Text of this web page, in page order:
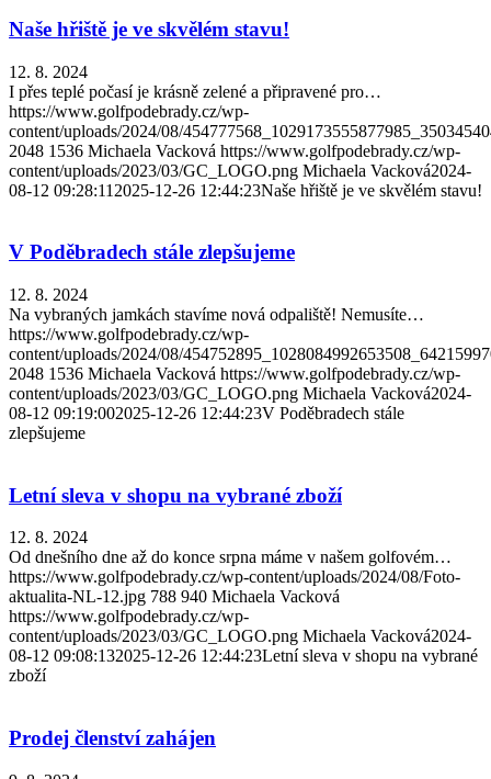
Naše hřiště je ve skvělém stavu!
12. 8. 2024
I přes teplé počasí je krásně zelené a připravené pro…
https://www.golfpodebrady.cz/wp-
content/uploads/2024/08/
2048 1536 Michaela Vacková https://www.golfpodebrady.cz/wp-
content/uploads/2023/03/GC_LOGO.png Michaela Vacková2024-
08-12 09:28:11 2025-12-26 12:44:23Naše hřiště je ve skvělém stavu!
V Poděbradech stále zlepšujeme
12. 8. 2024
Na vybraných jamkách stavíme nová odpaliště! Nemusíte…
https://www.golfpodebrady.cz/wp-
content/uploads/2024/08/
2048 1536 Michaela Vacková https://www.golfpodebrady.cz/wp-
content/uploads/2023/03/GC_LOGO.png Michaela Vacková2024-
08-12 09:19:002025-12-26 12:44:23V Poděbradech stále
zlepšujeme
Letní sleva v shopu na vybrané zboží
12. 8. 2024
Od dnešního dne až do konce srpna máme v našem golfovém…
https://www.golfpodebrady.cz/wp-content/uploads/2024/08/Foto-
aktualita-NL-12.jpg 788 940 Michaela Vacková
https://www.golfpodebrady.cz/wp-
content/uploads/2023/03/GC_LOGO.png Michaela Vacková2024-
08-12 09:08:132025-12-26 12:44:23Letní sleva v shopu na vybrané
zboží
Prodej členství zahájen